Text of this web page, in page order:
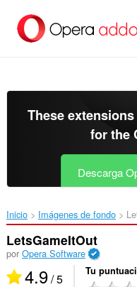
contenido
These
for the
Descarga
Inicio Imágenes de fondo
LetsGameItOut
por Opera Software
4.9/ 5 Tu